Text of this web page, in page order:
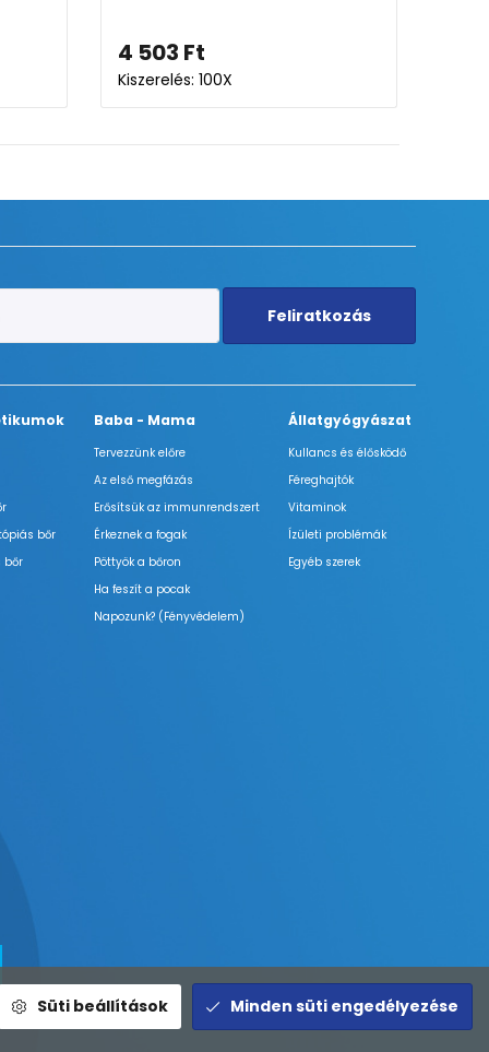
4 503 Ft
Kiszerelés: 100X
Feliratkozás
bőr
bőr
Baba - Mama
Tervezzünk előre
Az első megfázás
Erősítsük az immunrendszert
Érkeznek a fogak
Pöttyök a bőron
Ha feszít a pocak
Napozunk? (Fényvédelem)
Állatgyógyászat
Kullancs és élősködő
Féreghajtók
Vitaminok
Ízületi problémák
Egyéb szerek
Süti beállítások Minden süti engedélyezése